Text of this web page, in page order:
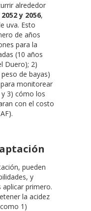
alrededor
2052 y 2056,
uva. Esto
de años
para la
(10 años
Duero); 2)
de bayas)
monitorear
3) cómo los
con el costo
pueden
y
aplicar primero.
la acidez
1)